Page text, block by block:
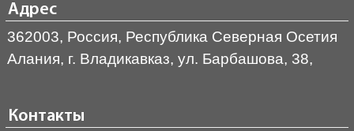
Адрес
362003, Россия, Республика Северная Осетия
Алания, г. Владикавказ, ул. Барбашова, 38,
Контакты